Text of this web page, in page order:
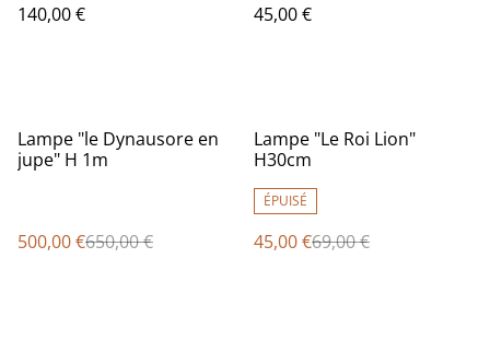
140,00 €
45,00 €
%
Lampe "le Dynausore en
jupe" H 1m
500,00 €650,00 €
%
Lampe "Le Roi Lion"
H30cm
ÉPUISÉ
45,00 €69,00 €